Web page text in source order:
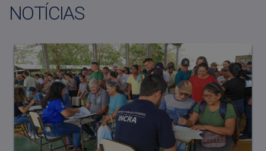
NOTÍCIAS